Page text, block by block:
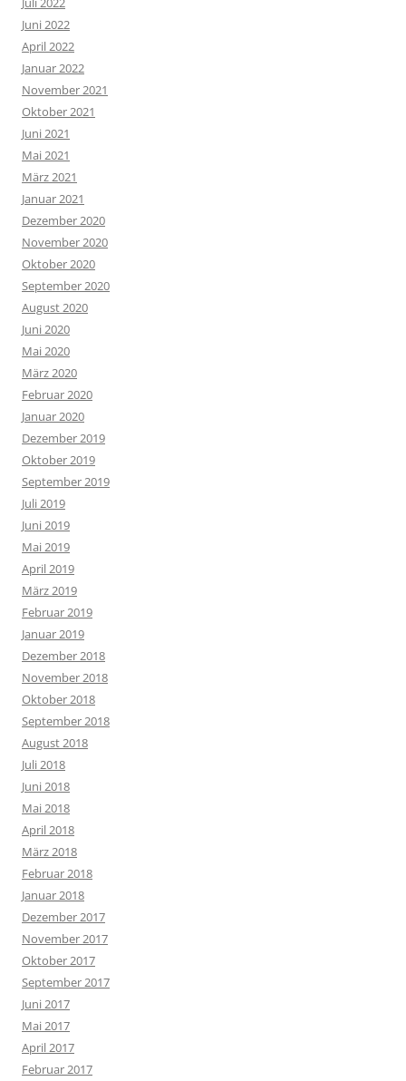
Juni 2022
April 2022
Januar 2022
November 2021
Oktober 2021
Juni 2021
Mai 2021
März 2021
Januar 2021
Dezember 2020
November 2020
Oktober 2020
September 2020
August 2020
Juni 2020
Mai 2020
März 2020
Februar 2020
Januar 2020
Dezember 2019
Oktober 2019
September 2019
Juli 2019
Juni 2019
Mai 2019
April 2019
März 2019
Februar 2019
Januar 2019
Dezember 2018
November 2018
Oktober 2018
September 2018
August 2018
Juli 2018
Juni 2018
Mai 2018
April 2018
März 2018
Februar 2018
Januar 2018
Dezember 2017
November 2017
Oktober 2017
September 2017
Juni 2017
Mai 2017
April 2017
Februar 2017